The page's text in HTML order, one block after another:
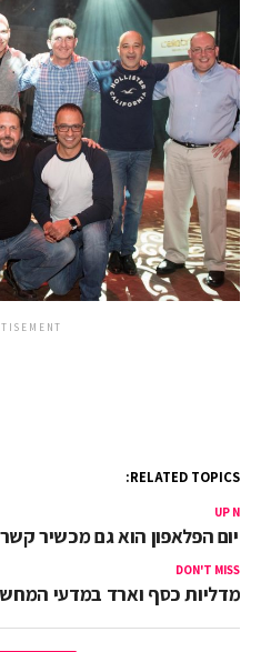
RELATED TOPICS:
UP
הפלאפון הוא גם מכשיר
DON'T MISS
מדליות כסף וארד במדעי